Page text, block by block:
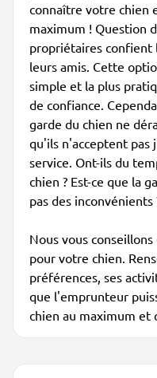
connaître votre chien
maximum ! Question
propriétaires confient
leurs amis. Cette
simple et la plus
de confiance.
garde du chien ne
qu'ils n'acceptent pas
service. Ont-ils du
chien ? Est-ce que la
pas des inconvénients
Nous vous
pour votre chien.
préférences, ses
que l'emprunteur
chien au maximum et